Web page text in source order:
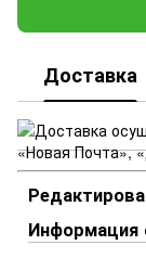
Доставка
Информация